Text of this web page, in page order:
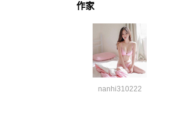
作家
nanhi310222